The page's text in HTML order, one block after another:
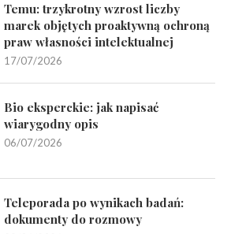
Temu: trzykrotny wzrost liczby
marek objętych proaktywną ochroną
praw własności intelektualnej
17/07/2026
Bio eksperckie: jak napisać
wiarygodny opis
06/07/2026
Teleporada po wynikach badań:
dokumenty do rozmowy